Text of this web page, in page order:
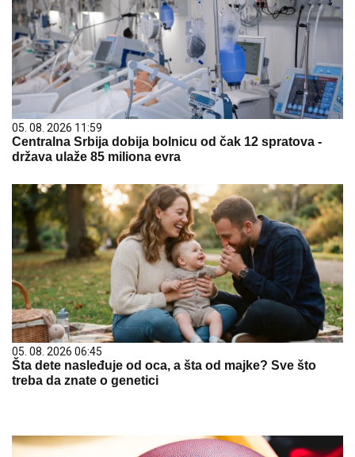
05. 08. 2026 11:59
Centralna Srbija dobija bolnicu od čak 12 spratova -
država ulaže 85 miliona evra
05. 08. 2026 06:45
Šta dete nasleđuje od oca, a šta od majke? Sve što
treba da znate o genetici